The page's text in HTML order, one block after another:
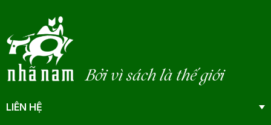
Bởi vì sách là thế giới
LIÊN HỆ